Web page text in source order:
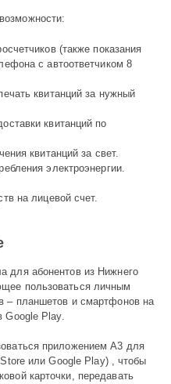
(также показания
с автоответчиком 8
квитанций за нужный
квитанций по
квитанций за свет.
электроэнергии.
на лицевой счет.
для абонентов из Нижнего
пользоваться личным
– планшетов и смартфонов на
Google Play.
приложением А3 для
или Google Play) , чтобы
карточки, передавать